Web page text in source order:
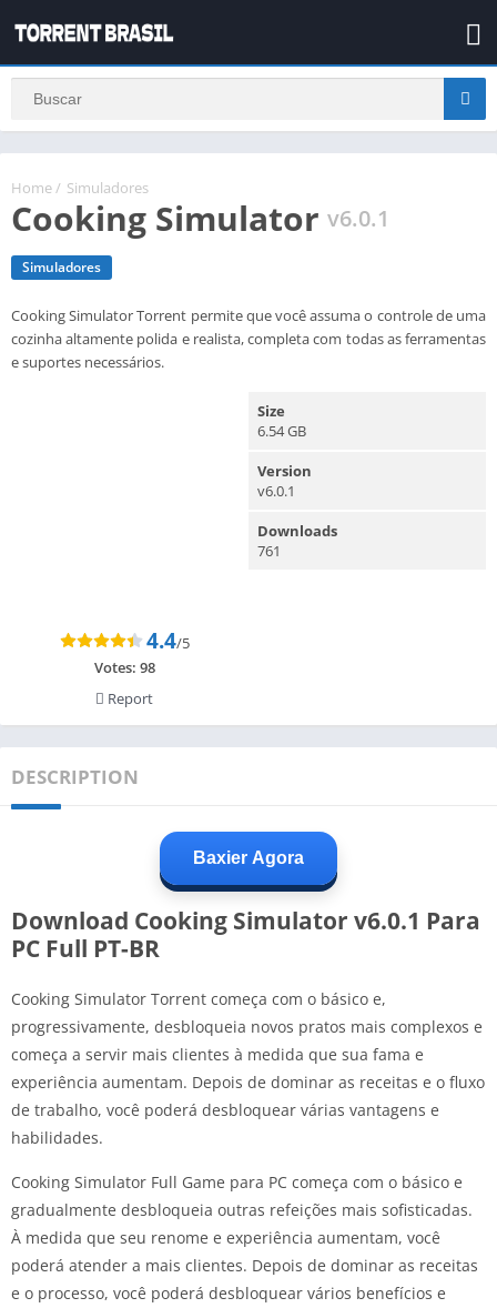
Home / Simuladores
Cooking Simulator v6.0.1
Simuladores
Cooking Simulator Torrent permite que você assuma o controle de uma
cozinha altamente polida e realista, completa com todas as ferramentas
e suportes necessários.
4.4/5
Votes: 98
Report
Size
6.54 GB
Version
v6.0.1
Downloads
761
DESCRIPTION
Baxier Agora
Download Cooking Simulator v6.0.1 Para
PC Full PT-BR
Cooking Simulator Torrent começa com o básico e,
progressivamente, desbloqueia novos pratos mais complexos e
começa a servir mais clientes à medida que sua fama e
experiência aumentam. Depois de dominar as receitas e o fluxo
de trabalho, você poderá desbloquear várias vantagens e
habilidades.
Cooking Simulator Full Game para PC começa com o básico e
gradualmente desbloqueia outras refeições mais sofisticadas.
À medida que seu renome e experiência aumentam, você
poderá atender a mais clientes. Depois de dominar as receitas
e o processo, você poderá desbloquear vários benefícios e